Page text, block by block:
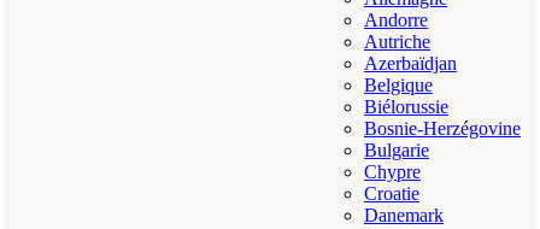
Andorre
Autriche
Azerbaïdjan
Belgique
Biélorussie
Bosnie-Herzégovine
Bulgarie
Chypre
Croatie
Danemark